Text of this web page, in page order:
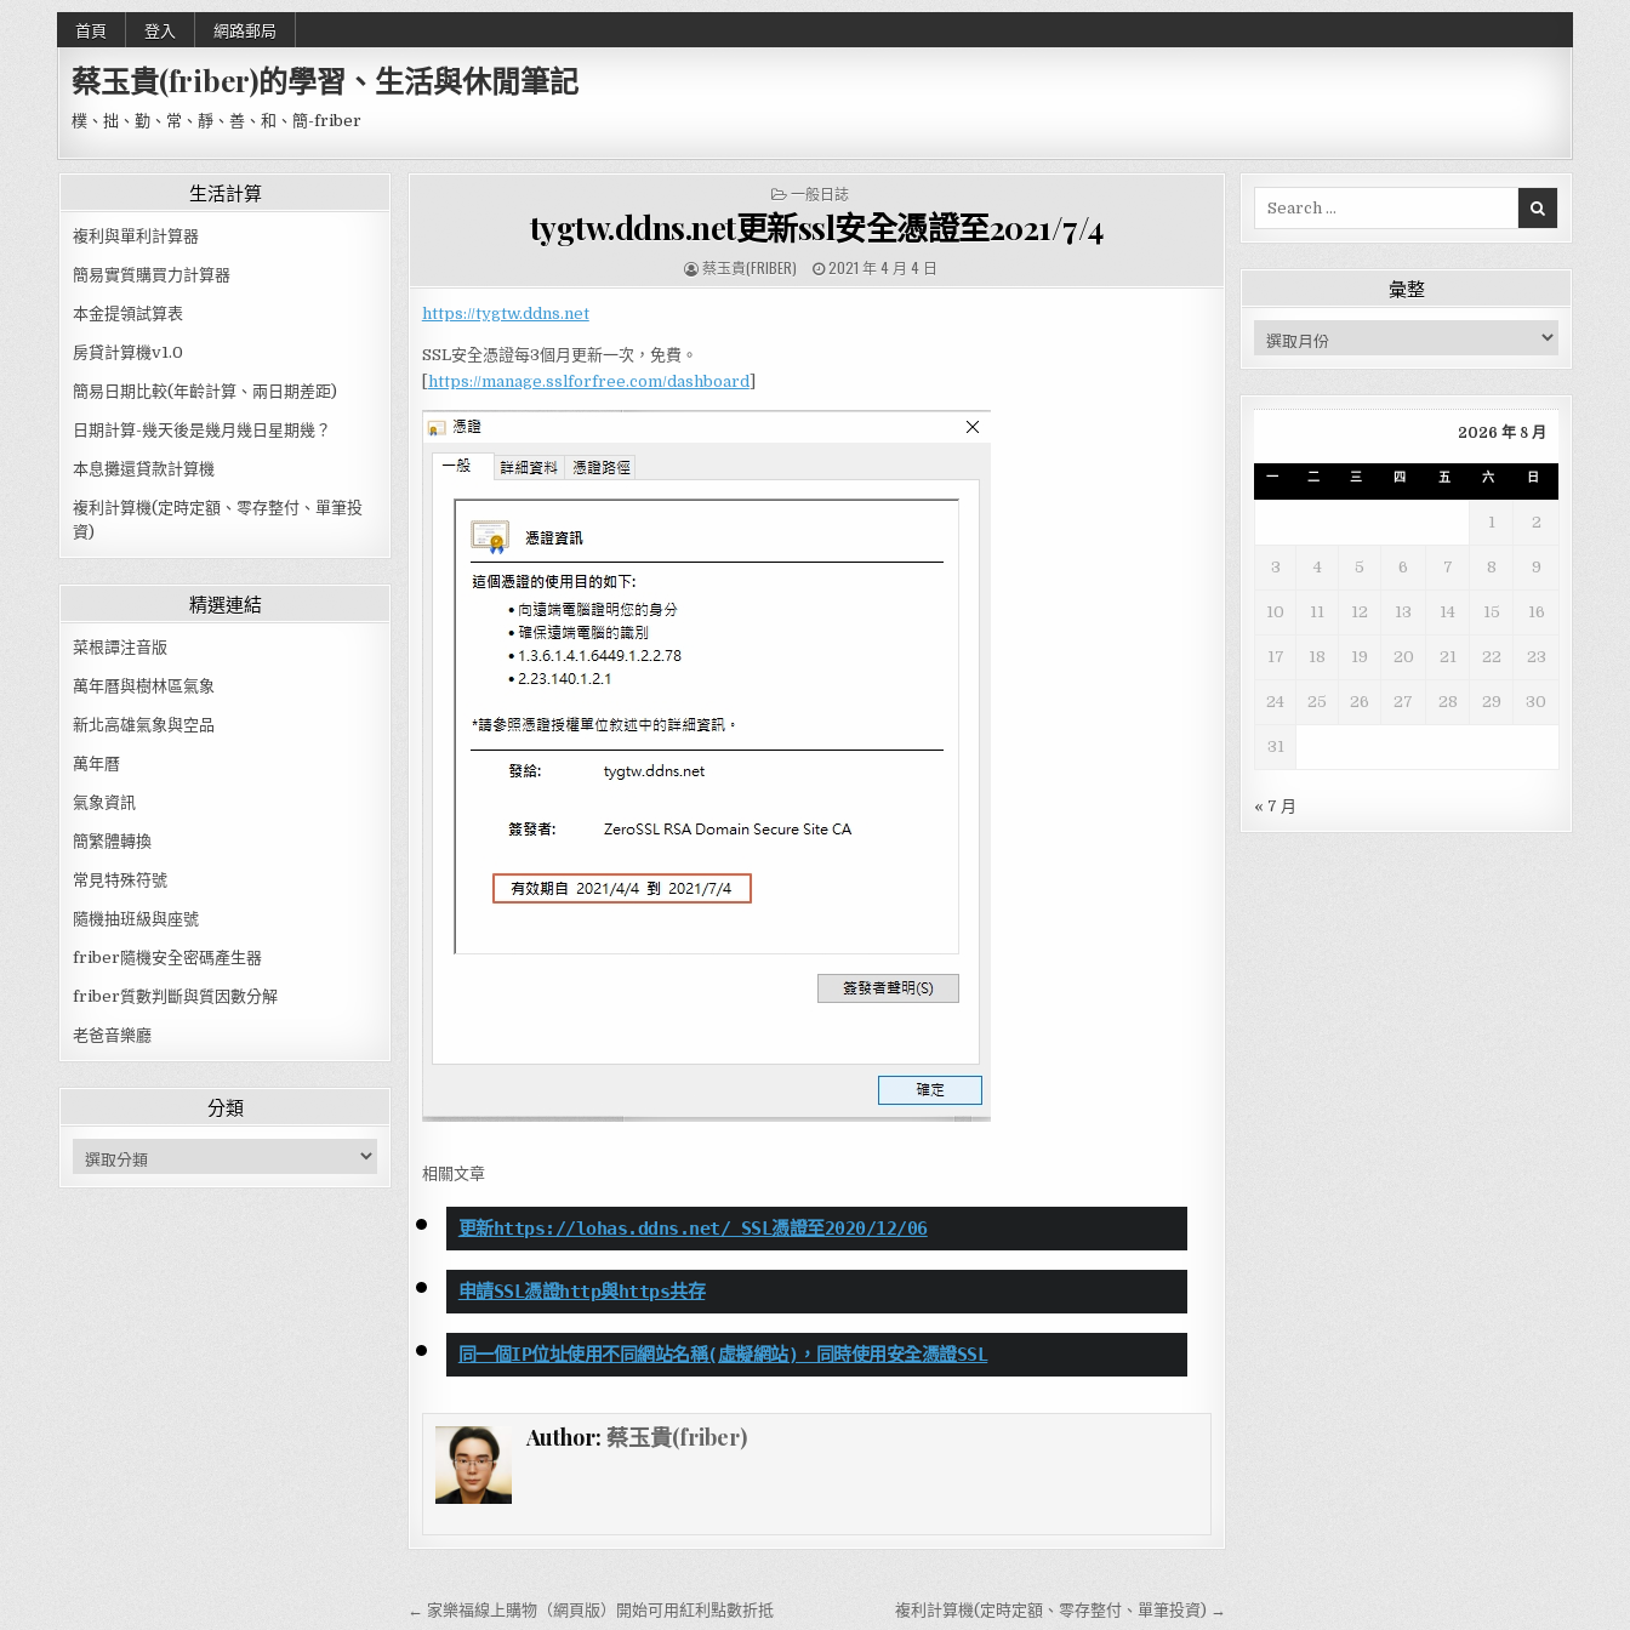
Skip to content
首頁 登入 網路郵局
蔡玉貴(friber)的學習、生活與休閒筆記
樸、拙、勤、常、靜、善、和、簡-friber
POSTED IN
一般日誌
tygtw.ddns.net更新ssl安全憑證至2021/7/4
AUTHOR:
蔡玉貴(FRIBER) PUBLISHED DATE:
2021 年 4 月 4 日
https://tygtw.ddns.net
SSL安全憑證每3個月更新一次，免費。
https://manage.sslforfree.com/dashboard]
相關文章
更新https://lohas.ddns.net/ SSL憑證至2020/12/06
申請SSL憑證http與https共存
同一個IP位址使用不同網站名稱(虛擬網站)，同時使用安全憑證SSL
Author:蔡玉貴(friber)
文章導覽 複利計算機(定時定額、零存整付、單筆投資) →
← 家樂福線上購物（網頁版）開始可用紅利點數折抵
生活計算
複利與單利計算器
簡易實質購買力計算器
本金提領試算表
房貸計算機v1.0
簡易日期比較(年齡計算、兩日期差距)
日期計算-幾天後是幾月幾日星期幾？
本息攤還貸款計算機
複利計算機(定時定額、零存整付、單筆投
資)
精選連結
菜根譚注音版
萬年曆與樹林區氣象
新北高雄氣象與空品
萬年曆
氣象資訊
簡繁體轉換
常見特殊符號
隨機抽班級與座號
friber隨機安全密碼產生器
friber質數判斷與質因數分解
老爸音樂廳
分類
分類
Search for:
彙整
彙整
2026 年 8 月
一 二 三 四 五 六 日
1 2
3 4 5 6 7 8 9
10 11 12 13 14 15 16
17 18 19 20 21 22 23
24 25 26 27 28 29 30
31
« 7 月